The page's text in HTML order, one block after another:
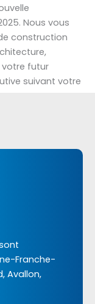
Nous vous
construction
votre futur
suivant votre
Franche-
Avallon,